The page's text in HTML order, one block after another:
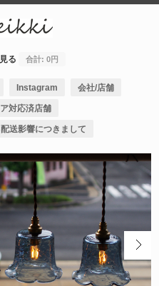
る 合計: 0円
Instagram 会社/店舗
対応済店舗
送影響につきまして